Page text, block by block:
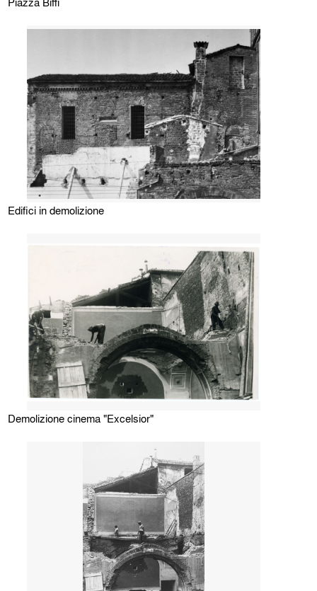
Edifici in demolizione
Demolizione cinema "Excelsior"